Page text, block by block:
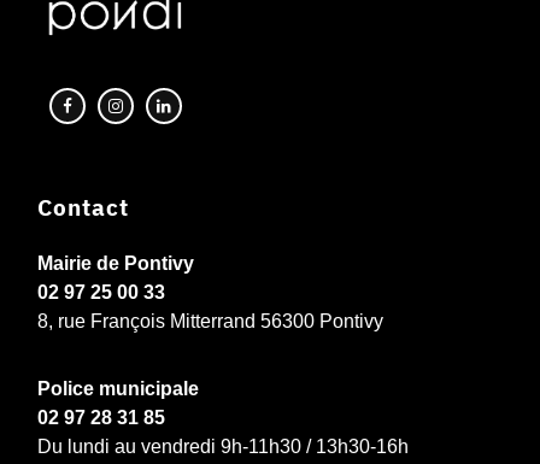
Contact
Mairie de Pontivy
02 97 25 00 33
8, rue François Mitterrand 56300 Pontivy
Police municipale
02 97 28 31 85
Du lundi au vendredi 9h-11h30 / 13h30-16h